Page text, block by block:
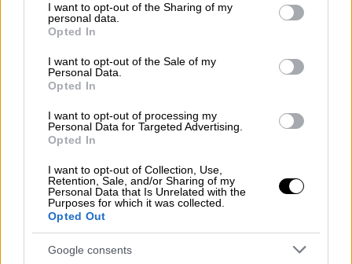
not limited to your visit or usage behaviour. You may click to
grant or deny consent to Google and its third-party tags to
use your data for below specified purposes in below Google
consent section.
I want to opt-out of the Sharing of my
personal data.
Opted In
I want to opt-out of the Sale of my
Personal Data.
Opted In
I want to opt-out of processing my
Personal Data for Targeted Advertising.
Opted In
I want to opt-out of Collection, Use,
Retention, Sale, and/or Sharing of my
Personal Data that Is Unrelated with the
Purposes for which it was collected.
Opted Out
Google consents
Ησυνολική αξία της ακίνητης
περιουσίας
συμπληρωματικού φόρου, δεν
υπερβαίνει το ποσό των
ευρώγια τον άγαμο, των 150.000ευρώ
για τονέγγαμο(και τον ή τη σύζυγο του
ή τη μονογονεϊκή οικογένεια)
μεέναεξαρτώμενοτέκνο
των200.000 ευρώγια τονέγγαμο(τον ή
τη σύζυγο του και τα εξαρτώμενα τέκνα
τους ή τη μονογονεϊκή οικογένεια)
μεδύοεξαρτώμενα